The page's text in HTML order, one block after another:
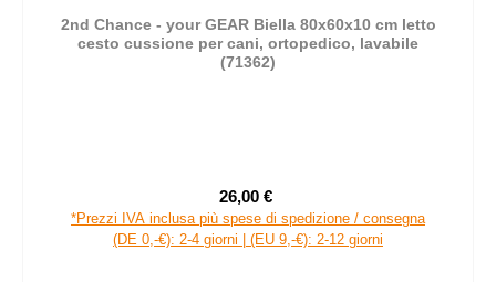
2nd Chance - your GEAR Biella 80x60x10 cm letto
cesto cussione per cani, ortopedico, lavabile
(71362)
Prezzo di vendita:
26,00 €
*Prezzi IVA inclusa più spese di spedizione / consegna
(DE 0,-€): 2-4 giorni | (EU 9,-€): 2-12 giorni